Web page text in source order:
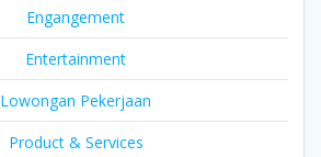
Engangement
Entertainment
Lowongan Pekerjaan
Product & Services